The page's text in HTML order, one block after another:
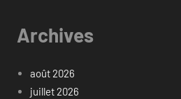
Archives
août 2026
juillet 2026